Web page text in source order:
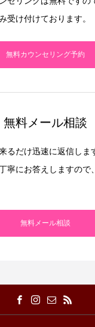
受け付けております。
無料カウンセリング予約
無料メール相談
るだけ迅速に返信しま
寧にお答えしますので
無料メール相談